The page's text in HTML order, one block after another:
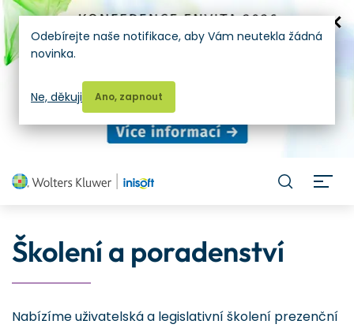
Školení a poradenství
Nabízíme uživatelská a legislativní školení prezenční
Odebírejte naše notifikace, aby Vám neutekla žádná
novinka.
Ano, zapnout
Ne, děkuji